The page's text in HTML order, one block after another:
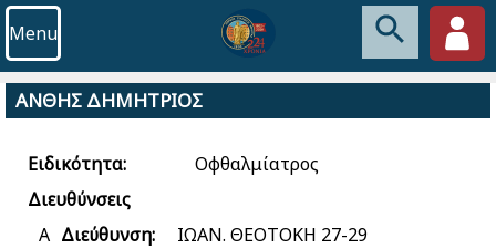
Menu
ΑΝΘΗΣ ΔΗΜΗΤΡΙΟΣ
Ειδικότητα:
Οφθαλμίατρος
Διευθύνσεις
Α Διεύθυνση:
ΙΩΑΝ. ΘΕΟΤΟΚΗ 27-29